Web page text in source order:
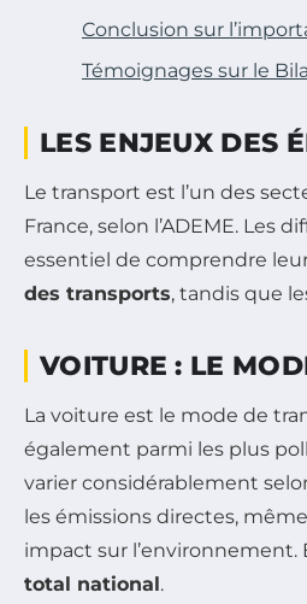
Conclusion sur
Témoignages sur le
LES ENJEUX DES
Le transport est l’un des
France, selon l’ADEME.
essentiel de comprendre
des transports, tandis que
VOITURE : LE
La voiture est le mode de
également parmi les plus
varier considérablement
les émissions directes,
impact sur l’environnement.
total national.